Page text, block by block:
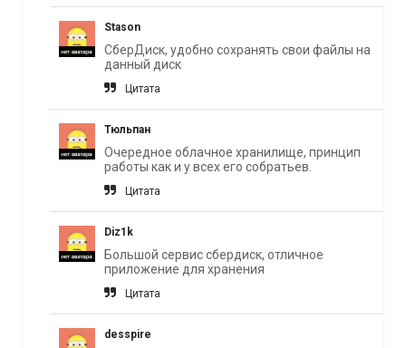
Stason
СберДиск, удобно сохранять свои файлы на
данный диск
Цитата
Тюльпан
Очередное облачное хранилище, принцип
работы как и у всех его собратьев.
Цитата
Diz1k
Большой сервис сбердиск, отличное
приложение для хранения
Цитата
desspire